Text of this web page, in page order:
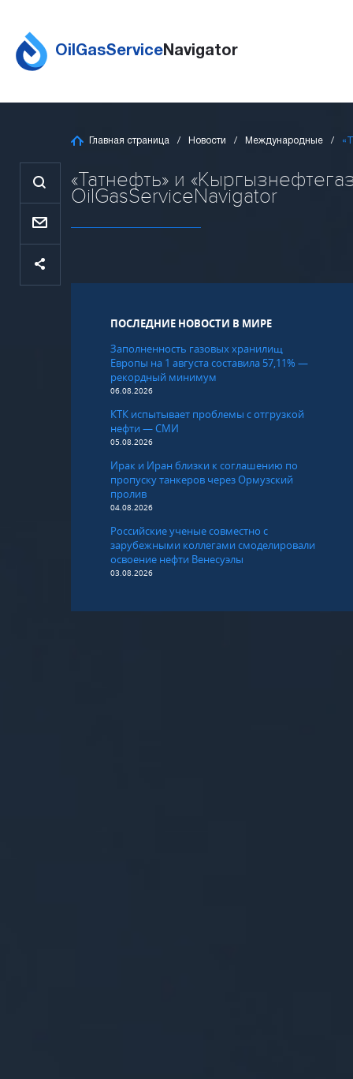
OilGasServiceNavigator
Главная страница Новости Международные
«Татнефть» и
OilGasServiceNavigator
ПОСЛЕДНИЕ НОВОСТИ В МИРЕ
Заполненность газовых хранилищ
Европы на 1 августа составила 57,11% —
рекордный минимум
06.08.2026
КТК испытывает проблемы с отгрузкой
нефти — СМИ
05.08.2026
Ирак и Иран близки к соглашению по
пропуску танкеров через Ормузский
пролив
04.08.2026
Российские ученые совместно с
зарубежными коллегами смоделировали
освоение нефти Венесуэлы
03.08.2026